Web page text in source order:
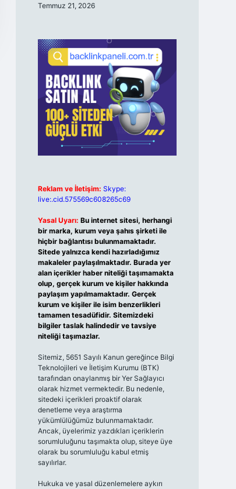
Temmuz 21, 2026
Reklam ve İletişim: Skype:
live:.cid.575569c608265c69
Yasal Uyarı: Bu internet sitesi, herhangi
bir marka, kurum veya şahıs şirketi ile
hiçbir bağlantısı bulunmamaktadır.
Sitede yalnızca kendi hazırladığımız
makaleler paylaşılmaktadır. Burada yer
alan içerikler haber niteliği taşımamakta
olup, gerçek kurum ve kişiler hakkında
paylaşım yapılmamaktadır. Gerçek
kurum ve kişiler ile isim benzerlikleri
tamamen tesadüfidir. Sitemizdeki
bilgiler taslak halindedir ve tavsiye
niteliği taşımazlar.
Sitemiz, 5651 Sayılı Kanun gereğince Bilgi
Teknolojileri ve İletişim Kurumu (BTK)
tarafından onaylanmış bir Yer Sağlayıcı
olarak hizmet vermektedir. Bu nedenle,
sitedeki içerikleri proaktif olarak
denetleme veya araştırma
yükümlülüğümüz bulunmamaktadır.
Ancak, üyelerimiz yazdıkları içeriklerin
sorumluluğunu taşımakta olup, siteye üye
olarak bu sorumluluğu kabul etmiş
sayılırlar.
Hukuka ve yasal düzenlemelere aykırı